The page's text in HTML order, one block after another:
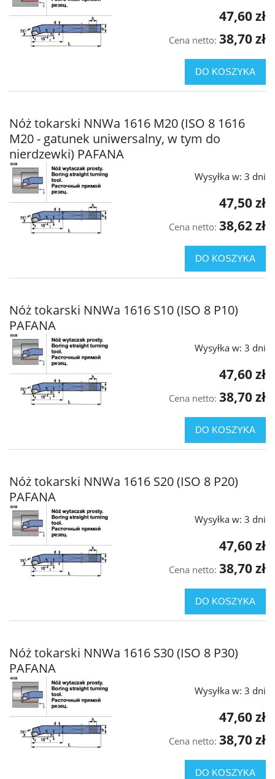
47,60 zł
Cena netto: 38,70 zł
DO KOSZYKA
Nóż tokarski NNWa 1616 M20 (ISO 8 1616
M20 - gatunek uniwersalny, w tym do
nierdzewki) PAFANA
Wysyłka w: 3 dni
47,50 zł
Cena netto: 38,62 zł
DO KOSZYKA
Nóż tokarski NNWa 1616 S10 (ISO 8 P10)
PAFANA
Wysyłka w: 3 dni
47,60 zł
Cena netto: 38,70 zł
DO KOSZYKA
Nóż tokarski NNWa 1616 S20 (ISO 8 P20)
PAFANA
Wysyłka w: 3 dni
47,60 zł
Cena netto: 38,70 zł
DO KOSZYKA
Nóż tokarski NNWa 1616 S30 (ISO 8 P30)
PAFANA
Wysyłka w: 3 dni
47,60 zł
Cena netto: 38,70 zł
DO KOSZYKA